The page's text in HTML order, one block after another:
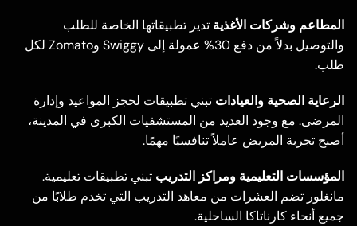
المطاعم وشركات الأغذية تدير تطبيقاتها الخاصة للطلب
والتوصيل بدلاً من دفع 30% عمولة إلى Swiggy وZomato لكل
طلب.
الرعاية الصحية والعيادات تبني تطبيقات لحجز المواعيد وإدارة
المرضى. مع وجود العديد من المستشفيات الكبرى في المدينة،
أصبح تجربة المريض عاملاً تنافسيًا مهمًا.
المؤسسات التعليمية ومراكز التدريب تبني تطبيقات تعليمية.
مانغلور تضم العشرات من معاهد التدريب التي تخدم طلابًا من
جميع أنحاء كارناتاكا الساحلية.